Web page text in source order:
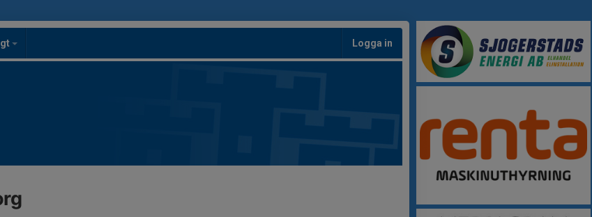
Logga in